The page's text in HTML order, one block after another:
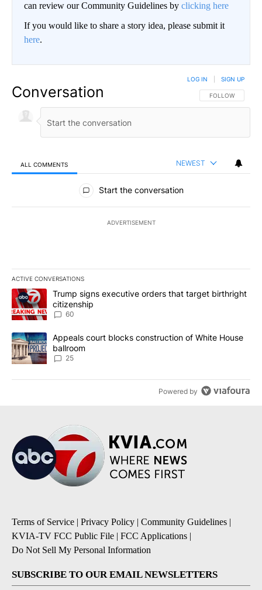
can review our Community Guidelines by clicking here
If you would like to share a story idea, please submit it
here.
Conversation FOLLOW THIS
FOLLOW
LOG IN SIGN UP
ALL COMMENTS NEWEST
All Comments
Start the conversation
ADVERTISEMENT
ACTIVE CONVERSATIONS
The following is a list of the most commented articles in the last
A trending article titled "Trump signs executive orders that
Trump signs executive orders that target birthright
citizenship
60
A trending article titled "Appeals court blocks construction of
Appeals court blocks construction of White House
ballroom
25
Powered by
Terms of Service | Privacy Policy | Community Guidelines |
KVIA-TV FCC Public File | FCC Applications |
Do Not Sell My Personal Information
SUBSCRIBE TO OUR EMAIL NEWSLETTERS